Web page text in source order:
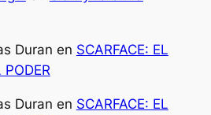
Duran en SCARFACE: EL
PODER
Duran en SCARFACE: EL